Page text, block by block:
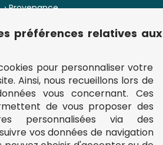
› Provenance
› Plan du site
€ (France) / gratuit à partir de 45 €.
référence pour acheter des puzzles de
à bon prix.
puzzle.com 2011 - 2026
préférences relatives aux
pour personnaliser votre
Ainsi, nous recueillons lors de
vous concernant. Ces
de vous proposer des
personnalisées via des
vos données de navigation